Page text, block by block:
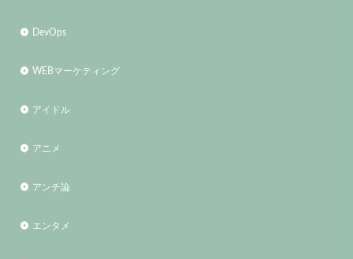
DevOps
WEBマーケティング
アイドル
アニメ
アンチ論
エンタメ